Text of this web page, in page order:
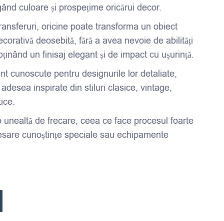
culoare și prospețime oricărui decor.
oricine poate transforma un obiect
deosebită, fără a avea nevoie de abilități
un finisaj elegant și de impact cu ușurință.
cunoscute pentru designurile lor detaliate,
inspirate din stiluri clasice, vintage,
de frecare, ceea ce face procesul foarte
cunoștințe speciale sau echipamente